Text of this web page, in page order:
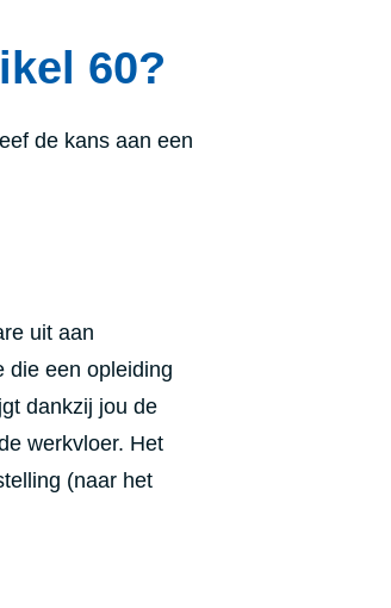
60?
de kans aan een
uit aan
die een opleiding
dankzij jou de
werkvloer. Het
(naar het